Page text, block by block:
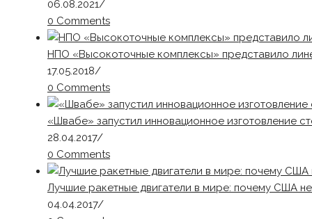
06.08.2021/
0 Comments
НПО «Высокоточные комплексы» представило
17.05.2018/
0 Comments
«Швабе» запустил инновационное изготовление
28.04.2017/
0 Comments
Лучшие ракетные двигатели в мире: почему США
04.04.2017/